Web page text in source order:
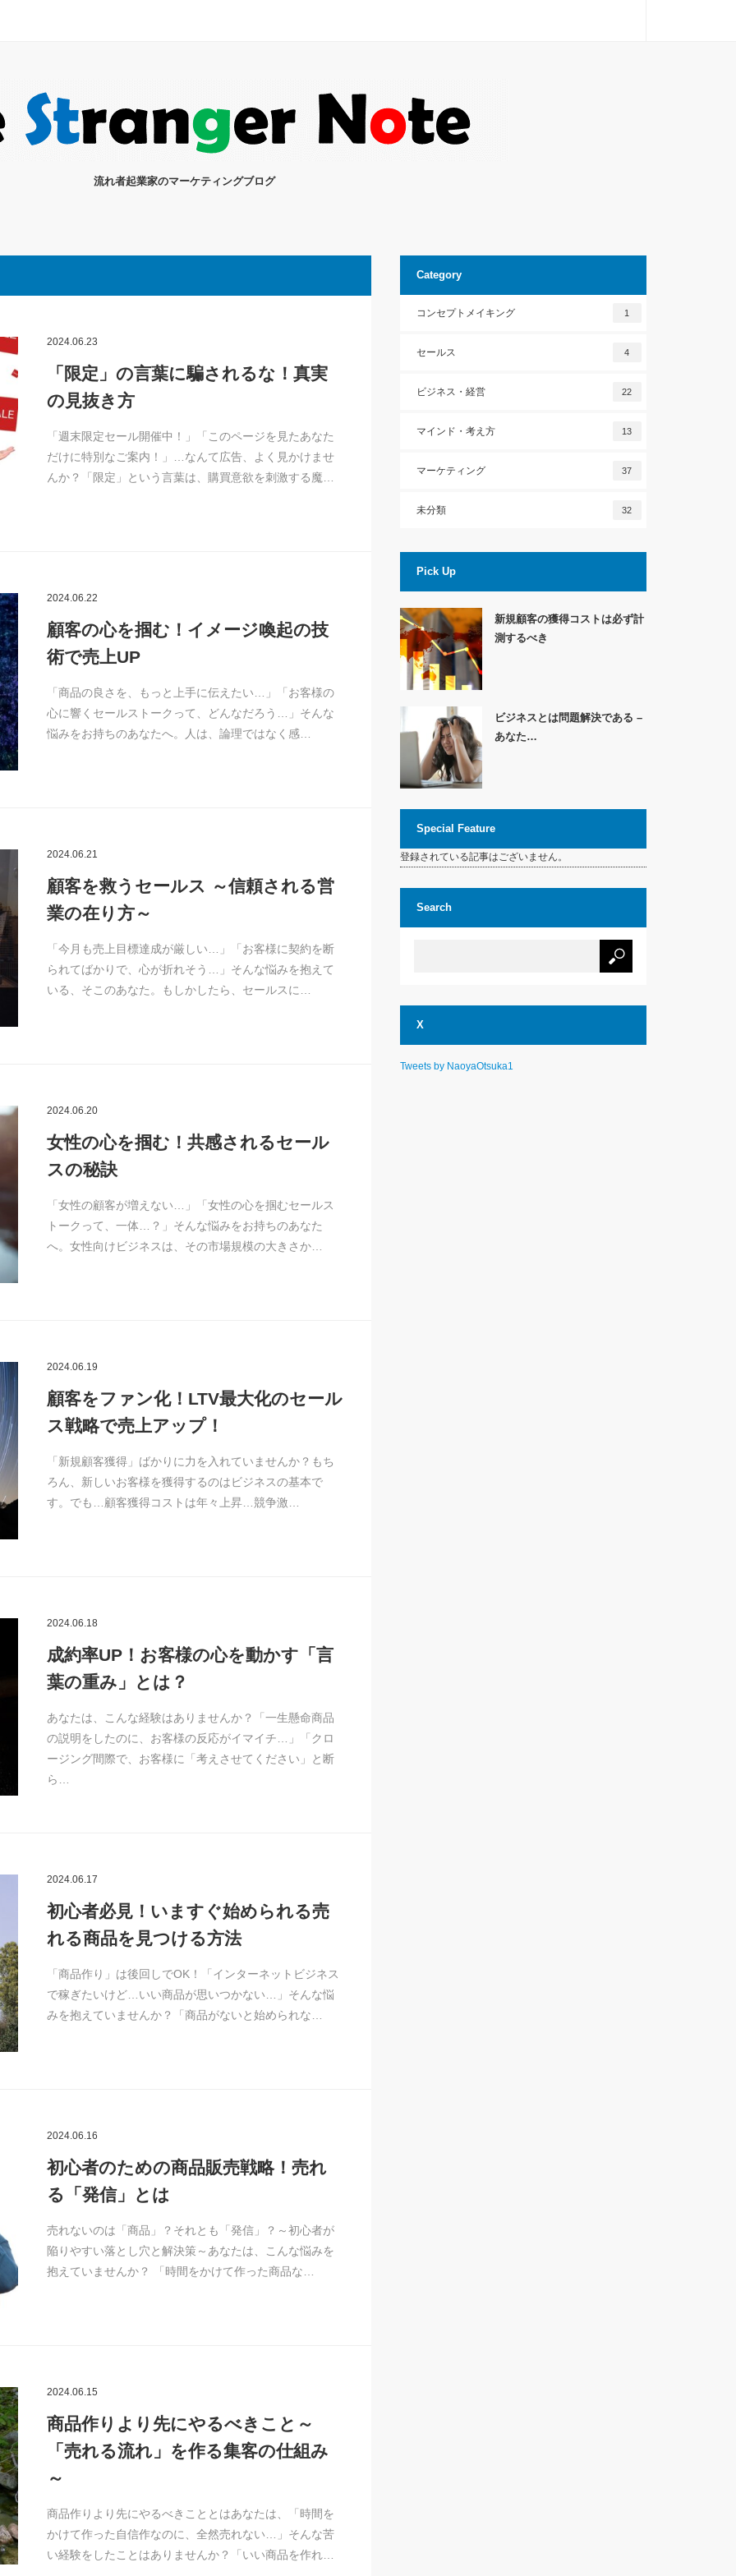
流れ者起業家のマーケティングブログ
2024.06.23
「限定」の言葉に騙されるな！真実
の見抜き方
「週末限定セール開催中！」「このページを見たあなた
だけに特別なご案内！」…なんて広告、よく見かけませ
んか？「限定」という言葉は、購買意欲を刺激する魔…
2024.06.22
顧客の心を掴む！イメージ喚起の技
術で売上UP
「商品の良さを、もっと上手に伝えたい…」「お客様の
心に響くセールストークって、どんなだろう…」そんな
悩みをお持ちのあなたへ。人は、論理ではなく感…
2024.06.21
顧客を救うセールス ～信頼される営
業の在り方～
「今月も売上目標達成が厳しい…」「お客様に契約を断
られてばかりで、心が折れそう…」そんな悩みを抱えて
いる、そこのあなた。もしかしたら、セールスに…
2024.06.20
女性の心を掴む！共感されるセール
スの秘訣
「女性の顧客が増えない…」「女性の心を掴むセールス
トークって、一体…？」そんな悩みをお持ちのあなた
へ。女性向けビジネスは、その市場規模の大きさか…
2024.06.19
顧客をファン化！LTV最大化のセール
ス戦略で売上アップ！
「新規顧客獲得」ばかりに力を入れていませんか？もち
ろん、新しいお客様を獲得するのはビジネスの基本で
す。でも…顧客獲得コストは年々上昇…競争激…
2024.06.18
成約率UP！お客様の心を動かす「言
葉の重み」とは？
あなたは、こんな経験はありませんか？「一生懸命商品
の説明をしたのに、お客様の反応がイマイチ…」「クロ
ージング間際で、お客様に「考えさせてください」と断
ら…
2024.06.17
初心者必見！いますぐ始められる売
れる商品を見つける方法
「商品作り」は後回しでOK！「インターネットビジネス
で稼ぎたいけど…いい商品が思いつかない…」そんな悩
みを抱えていませんか？「商品がないと始められな…
2024.06.16
初心者のための商品販売戦略！売れ
る「発信」とは
売れないのは「商品」？それとも「発信」？～初心者が
陥りやすい落とし穴と解決策～あなたは、こんな悩みを
抱えていませんか？ 「時間をかけて作った商品な…
2024.06.15
商品作りより先にやるべきこと～
「売れる流れ」を作る集客の仕組み
～
商品作りより先にやるべきこととはあなたは、「時間を
かけて作った自信作なのに、全然売れない…」そんな苦
い経験をしたことはありませんか？「いい商品を作れ…
Category
コンセプトメイキング 1
セールス 4
ビジネス・経営 22
マインド・考え方 13
マーケティング 37
未分類 32
Pick Up
新規顧客の獲得コストは必ず計
測するべき
ビジネスとは問題解決である –
あなた…
Special Feature
登録されている記事はございません。
Search
X
Tweets by NaoyaOtsuka1